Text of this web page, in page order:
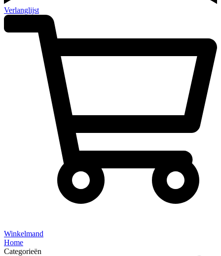
Verlanglijst
Winkelmand
Home
Categorieën